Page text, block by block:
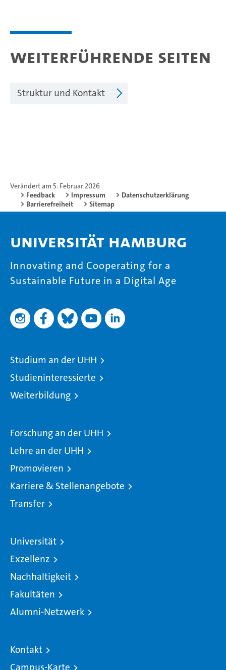
Weiterführende Seiten
Struktur und Kontakt
Verändert am 5. Februar 2026
Feedback
Impressum
Datenschutzerklärung
Barrierefreiheit
Sitemap
Universität Hamburg
Innovating and Cooperating for a
Sustainable Future in a Digital Age
Studium an der UHH
Studieninteressierte
Weiterbildung
Forschung an der UHH
Lehre an der UHH
Promovieren
Karriere & Stellenangebote
Transfer
Universität
Exzellenz
Nachhaltigkeit
Fakultäten
Alumni-Netzwerk
Kontakt
Campus-Karte